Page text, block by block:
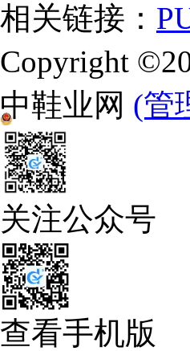
相关链接：
Copyright
中鞋业网 (管
备案号：粤公网安备 44132302100110号
关注公众号
查看手机版